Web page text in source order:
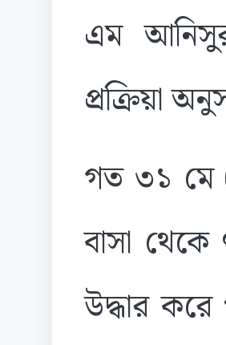
এম
প্রক্রিয়া
গত ৩১ মে
বাসা
উদ্ধার